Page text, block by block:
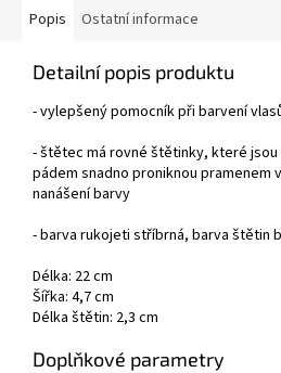
Popis Ostatní informace
Detailní popis produktu
- vylepšený pomocník při barvení
- štětec má rovné štětinky, které
pádem snadno proniknou pramenem
nanášení barvy
- barva rukojeti stříbrná, barva štětin
Délka: 22 cm
Šířka: 4,7 cm
Délka štětin: 2,3 cm
Doplňkové parametry